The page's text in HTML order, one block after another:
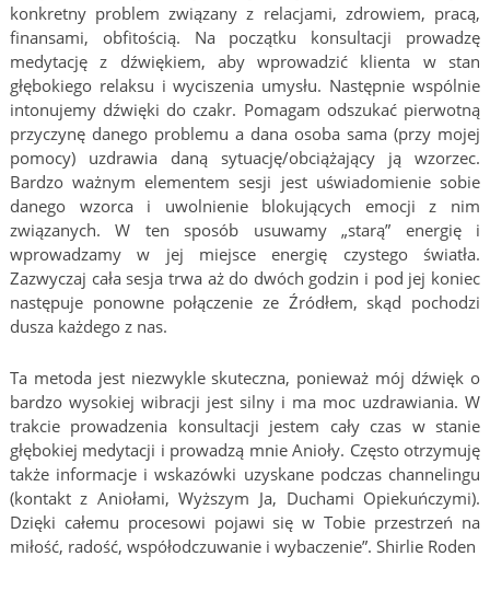
konkretny problem związany z relacjami, zdrowiem, pracą,
finansami, obfitością. Na początku konsultacji prowadzę
medytację z dźwiękiem, aby wprowadzić klienta w stan
głębokiego relaksu i wyciszenia umysłu. Następnie wspólnie
intonujemy dźwięki do czakr. Pomagam odszukać pierwotną
przyczynę danego problemu a dana osoba sama (przy mojej
pomocy) uzdrawia daną sytuację/obciążający ją wzorzec.
Bardzo ważnym elementem sesji jest uświadomienie sobie
danego wzorca i uwolnienie blokujących emocji z nim
związanych. W ten sposób usuwamy „starą” energię i
wprowadzamy w jej miejsce energię czystego światła.
Zazwyczaj cała sesja trwa aż do dwóch godzin i pod jej koniec
następuje ponowne połączenie ze Źródłem, skąd pochodzi
dusza każdego z nas.
Ta metoda jest niezwykle skuteczna, ponieważ mój dźwięk o
bardzo wysokiej wibracji jest silny i ma moc uzdrawiania. W
trakcie prowadzenia konsultacji jestem cały czas w stanie
głębokiej medytacji i prowadzą mnie Anioły. Często otrzymuję
także informacje i wskazówki uzyskane podczas channelingu
(kontakt z Aniołami, Wyższym Ja, Duchami Opiekuńczymi).
Dzięki całemu procesowi pojawi się w Tobie przestrzeń na
miłość, radość, współodczuwanie i wybaczenie”. Shirlie Roden